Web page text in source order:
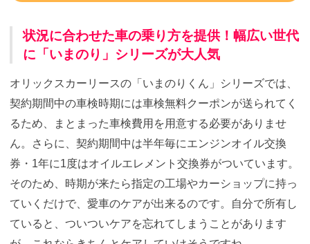
状況に合わせた車の乗り方を提供！幅広い世代
に「いまのり」シリーズが大人気
オリックスカーリースの「いまのりくん」シリーズでは、
契約期間中の車検時期には車検無料クーポンが送られてく
るため、まとまった車検費用を用意する必要がありませ
ん。さらに、契約期間中は半年毎にエンジンオイル交換
券・1年に1度はオイルエレメント交換券がついています。
そのため、時期が来たら指定の工場やカーショップに持っ
ていくだけで、愛車のケアが出来るのです。自分で所有し
ていると、ついついケアを忘れてしまうことがあります